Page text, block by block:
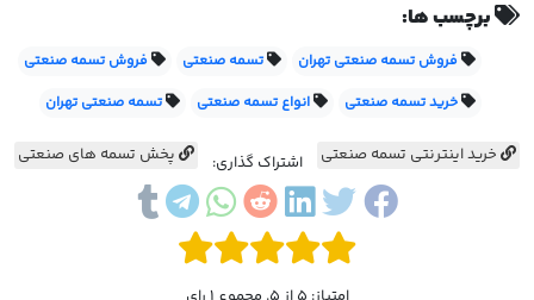
برچسب ها:
فروش تسمه صنعتی تهران تسمه صنعتی
فروش تسمه صنعتی
خرید تسمه صنعتی
انواع تسمه صنعتی تسمه صنعتی تهران
خرید اینترنتی تسمه صنعتی پخش تسمه های صنعتی اشتراک گذاری: